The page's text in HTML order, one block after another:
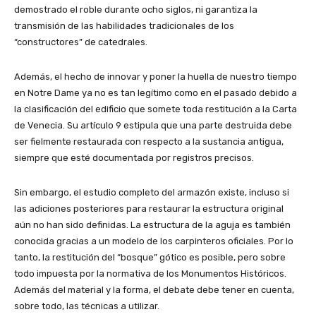
demostrado el roble durante ocho siglos, ni garantiza la
transmisión de las habilidades tradicionales de los
“constructores” de catedrales.
Además, el hecho de innovar y poner la huella de nuestro tiempo
en Notre Dame ya no es tan legítimo como en el pasado debido a
la clasificación del edificio que somete toda restitución a la Carta
de Venecia. Su artículo 9 estipula que una parte destruida debe
ser fielmente restaurada con respecto a la sustancia antigua,
siempre que esté documentada por registros precisos.
Sin embargo, el estudio completo del armazón existe, incluso si
las adiciones posteriores para restaurar la estructura original
aún no han sido definidas. La estructura de la aguja es también
conocida gracias a un modelo de los carpinteros oficiales. Por lo
tanto, la restitución del “bosque” gótico es posible, pero sobre
todo impuesta por la normativa de los Monumentos Históricos.
Además del material y la forma, el debate debe tener en cuenta,
sobre todo, las técnicas a utilizar.